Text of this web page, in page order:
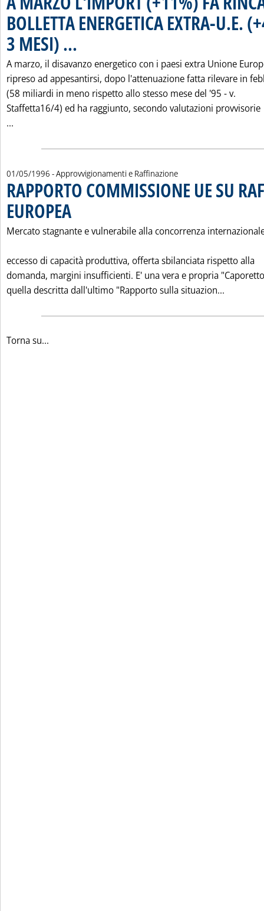
BOLLETTA ENERGETICA EXTRA-U.E.
3 MESI) ...
A marzo, il disavanzo energetico con i paesi extra Unione
ripreso ad appesantirsi, dopo l'attenuazione fatta rilevare in
(58 miliardi in meno rispetto allo stesso mese del '95 - v.
Staffetta16/4) ed ha raggiunto, secondo valutazioni provvisorie
...
01/05/1996 - Approvvigionamenti e Raffinazione
RAPPORTO COMMISSIONE UE SU
EUROPEA
Mercato stagnante e vulnerabile alla concorrenza
eccesso di capacità produttiva, offerta sbilanciata rispetto alla
domanda, margini insufficienti. E' una vera e propria
quella descritta dall'ultimo "Rapporto sulla situazion...
Torna su...